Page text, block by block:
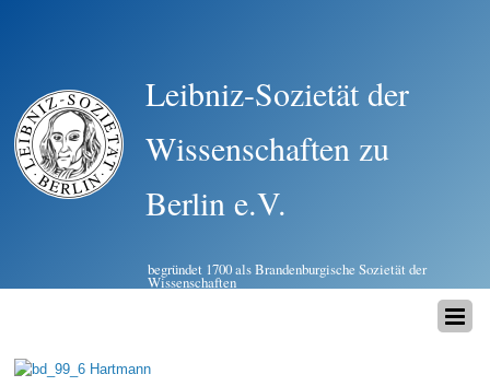
Leibniz-Sozietät der
Wissenschaften zu
Berlin e.V.
begründet 1700 als Brandenburgische Sozietät der
Wissenschaften